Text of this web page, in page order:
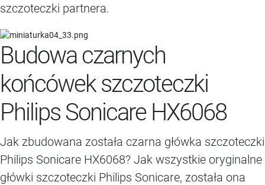
szczoteczki partnera.
Budowa czarnych
końcówek szczoteczki
Philips Sonicare HX6068
Jak zbudowana została czarna główka szczoteczki
Philips Sonicare HX6068? Jak wszystkie oryginalne
główki szczoteczki Philips Sonicare, została ona